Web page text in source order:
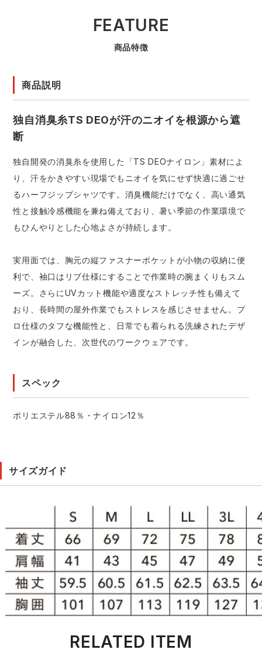
FEATURE
商品特徴
商品説明
独自消臭糸TS DEOが汗のニオイを根源から遮
断
独自開発の消臭糸を使用した「TS DEOナイロン」素材によ
り、汗をかきやすい現場でもニオイを気にせず快適に過ごせ
るハーフジップシャツです。消臭機能だけでなく、高い通気
性と接触冷感機能を兼ね備えており、暑い季節の作業環境で
もひんやりとした心地よさが持続します。
実用面では、胸元の縦ファスナーポケットが小物の収納に便
利で、袖口はリブ仕様にすることで作業時の腕まくりもスム
ーズ。さらにUVカット機能や適度なストレッチ性も備えて
おり、長時間の屋外作業でもストレスを感じさせません。プ
ロ仕様のタフな機能性と、日常でも着られる洗練されたデザ
インが融合した、次世代のワークウェアです。
スペック
ポリエステル88％・ナイロン12％
サイズガイド
RELATED ITEM